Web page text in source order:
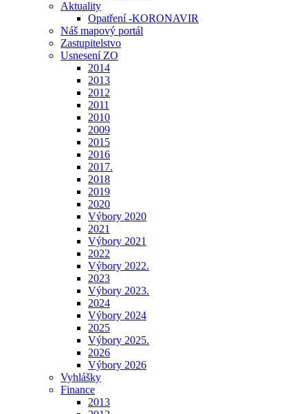
Aktuality
Opatření -KORONAVIR
Náš mapový portál
Zastupitelstvo
Usnesení ZO
2014
2013
2012
2011
2010
2009
2015
2016
2017.
2018
2019
2020
Výbory 2020
2021
Výbory 2021
2022
Výbory 2022.
2023
Výbory 2023.
2024
Výbory 2024
2025
Výbory 2025.
2026
Výbory 2026
Vyhlášky
Finance
2013